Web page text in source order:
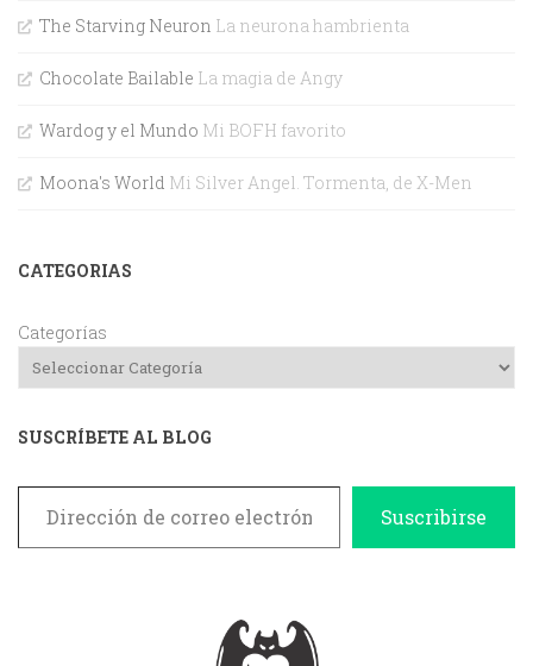
The Starving Neuron La neurona hambrienta
Chocolate Bailable La magia de Angy
Wardog y el Mundo Mi BOFH favorito
Moona's World Mi Silver Angel. Tormenta, de X-Men
CATEGORIAS
Categorías
SUSCRÍBETE AL BLOG
Dirección de correo electrónico
Suscribirse